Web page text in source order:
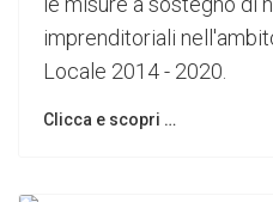
imprenditoriali
Locale 2014 - 2020.
Clicca e scopri …